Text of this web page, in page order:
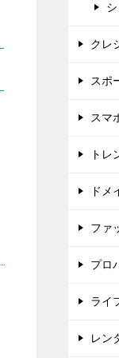
クレ
スポ
スマ
トレ
ドメ
ファ
プロ
ライ
レン